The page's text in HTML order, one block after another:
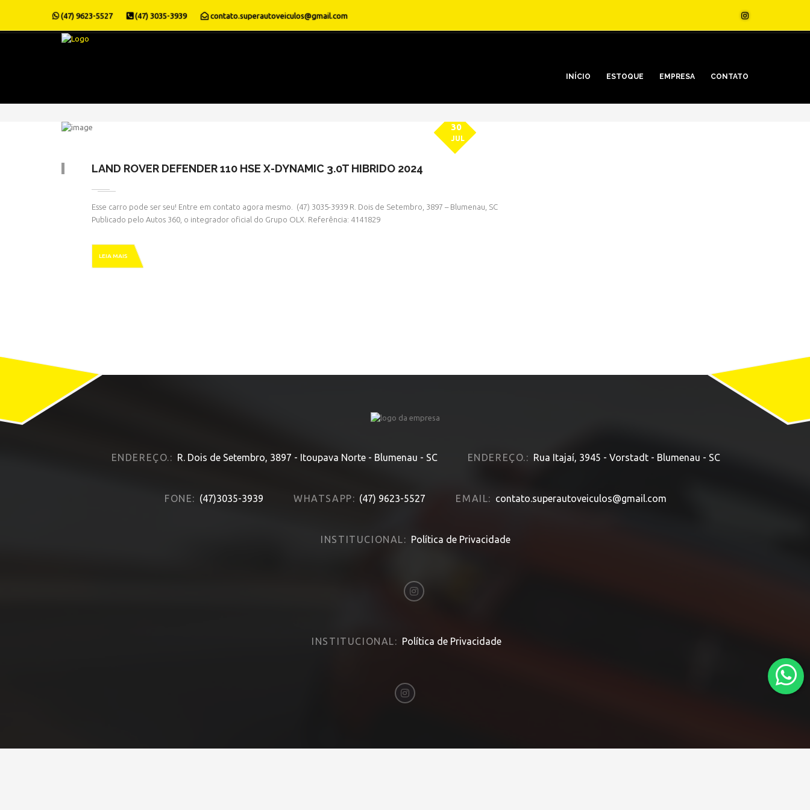
(47) 9623-5527 (47) 3035-3939 contato.superautoveiculos@gmail.com
INÍCIO ESTOQUE EMPRESA CONTATO
LAND ROVER DEFENDER 110 HSE X-DYNAMIC 3.0T HIBRIDO 2024
30
JUL
Esse carro pode ser seu! Entre em contato agora mesmo. ㅤㅤ (47) 3035-3939 R. Dois de Setembro, 3897 – Blumenau, SC
Publicado pelo Autos 360, o integrador oficial do Grupo OLX. Referência: 4141829
LEIA MAIS
ENDEREÇO.: R. Dois de Setembro, 3897 - Itoupava Norte - Blumenau - SC ENDEREÇO.: Rua Itajaí, 3945 - Vorstadt - Blumenau - SC
FONE: (47)3035-3939 WHATSAPP: (47) 9623-5527 EMAIL: contato.superautoveiculos@gmail.com
INSTITUCIONAL: Política de Privacidade
INSTITUCIONAL: Política de Privacidade